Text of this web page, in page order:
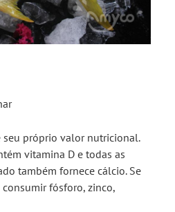
seu próprio valor nutricional.
vitamina D e todas as
também fornece cálcio. Se
fósforo, zinco,